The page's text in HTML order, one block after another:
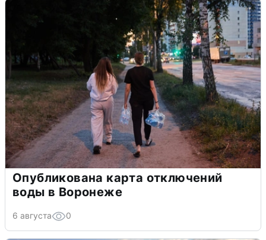
Опубликована карта отключений
воды в Воронеже
6 августа 0